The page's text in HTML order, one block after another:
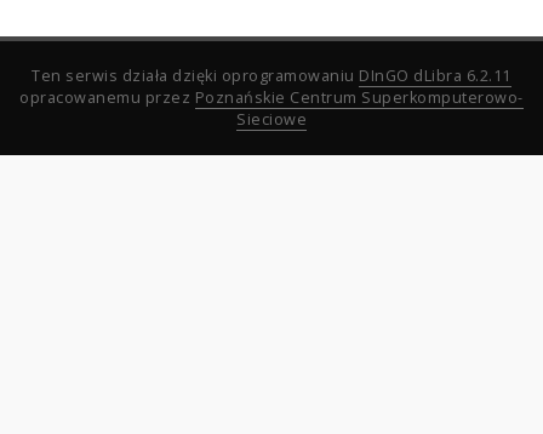
Ten serwis działa dzięki oprogramowaniu DInGO dLibra 6.2.11
opracowanemu przez Poznańskie Centrum Superkomputerowo-
Sieciowe